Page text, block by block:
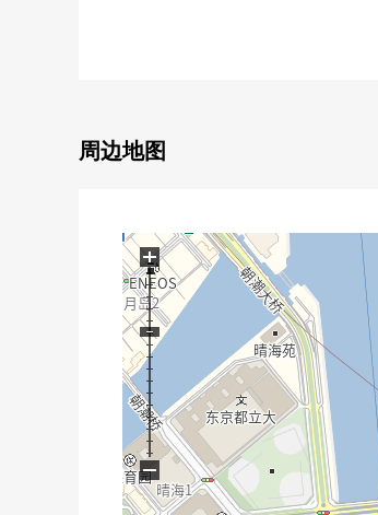
・门口收纳
■ Mansion的特徴
○ 2009年12月築(2009年12月築)
○ 44层的Tower型Mansion
○ 共用走廊是内走廊设计
○ 有人24小时的管理体制(但是，夜
○ 住友不动产株式会社开发并分售
○ 株式会社竹中工务店施工
○ 制震构造使用
○ 可饲养宠物(有特殊规则)
周边地图
+
−